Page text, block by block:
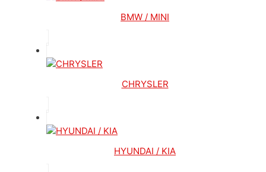
BMW / MINI
CHRYSLER
HYUNDAI / KIA